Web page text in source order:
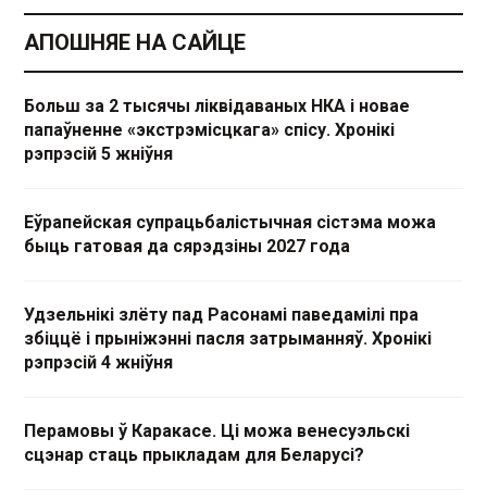
АПОШНЯЕ НА САЙЦЕ
Больш за 2 тысячы ліквідаваных НКА і новае
папаўненне «экстрэмісцкага» спісу. Хронікі
рэпрэсій 5 жніўня
Еўрапейская супрацьбалістычная сістэма можа
быць гатовая да сярэдзіны 2027 года
Удзельнікі злёту пад Расонамі паведамілі пра
збіццё і прыніжэнні пасля затрыманняў. Хронікі
рэпрэсій 4 жніўня
Перамовы ў Каракасе. Ці можа венесуэльскі
сцэнар стаць прыкладам для Беларусі?